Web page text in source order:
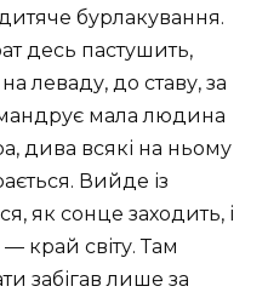
бурлакування.
десь пастушить,
леваду, до ставу, за
мала людина
дива всякі на ньому
Вийде із
як сонце заходить, і
край світу. Там
забігав лише за